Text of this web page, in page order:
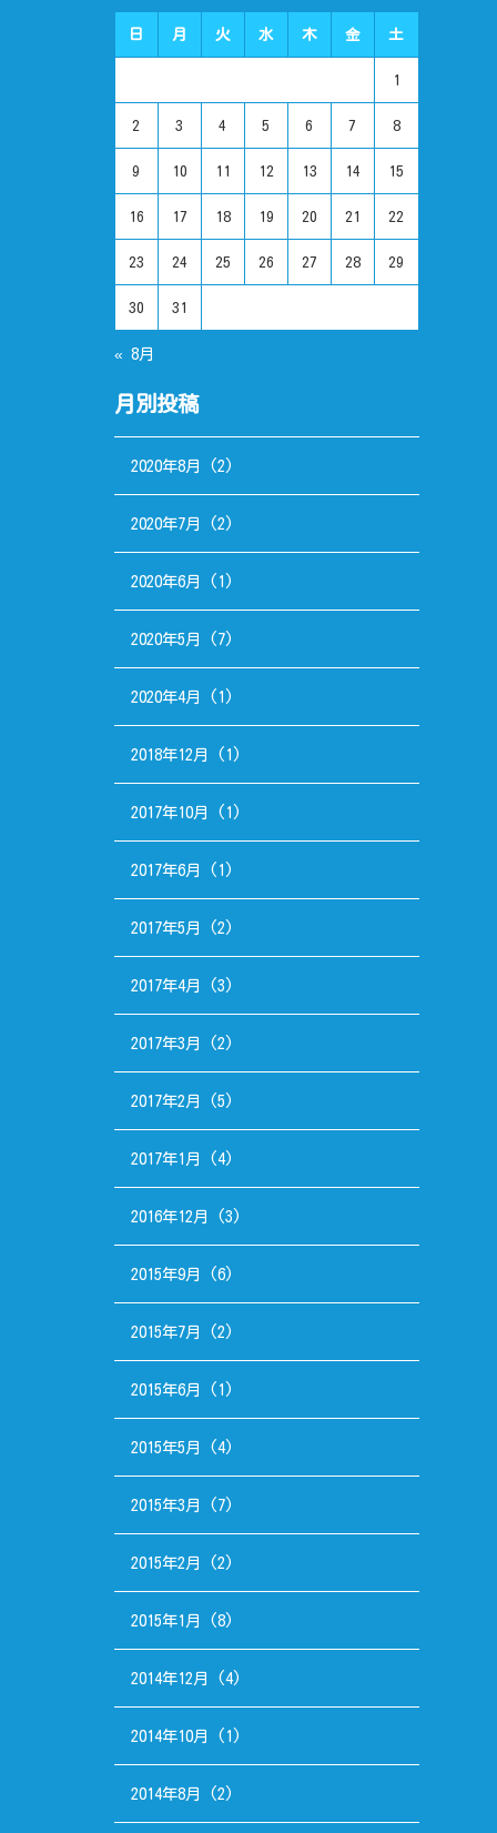
日 月 火 水 木 金 土
1
2 3 4 5 6 7 8
9 10 11 12 13 14 15
16 17 18 19 20 21 22
23 24 25 26 27 28 29
30 31
« 8月
月別投稿
2020年8月 (2)
2020年7月 (2)
2020年6月 (1)
2020年5月 (7)
2020年4月 (1)
2018年12月 (1)
2017年10月 (1)
2017年6月 (1)
2017年5月 (2)
2017年4月 (3)
2017年3月 (2)
2017年2月 (5)
2017年1月 (4)
2016年12月 (3)
2015年9月 (6)
2015年7月 (2)
2015年6月 (1)
2015年5月 (4)
2015年3月 (7)
2015年2月 (2)
2015年1月 (8)
2014年12月 (4)
2014年10月 (1)
2014年8月 (2)